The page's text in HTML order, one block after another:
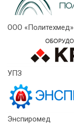
ООО «Политехмед»
УПЗ
Энспиромед